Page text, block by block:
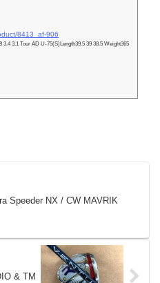
8413_af-906
3.4 3.1 Tour AD U-75(S)Length39.5 39 38.5 Weight365
Speeder NX / CW MAVRIK
& TM